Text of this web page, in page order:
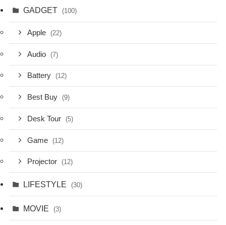
GADGET (100)
Apple (22)
Audio (7)
Battery (12)
Best Buy (9)
Desk Tour (5)
Game (12)
Projector (12)
LIFESTYLE (30)
MOVIE (3)